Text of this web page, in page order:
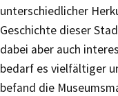
unterschiedlicher
Geschichte dieser
dabei aber auch
bedarf es vielfältiger
befand die